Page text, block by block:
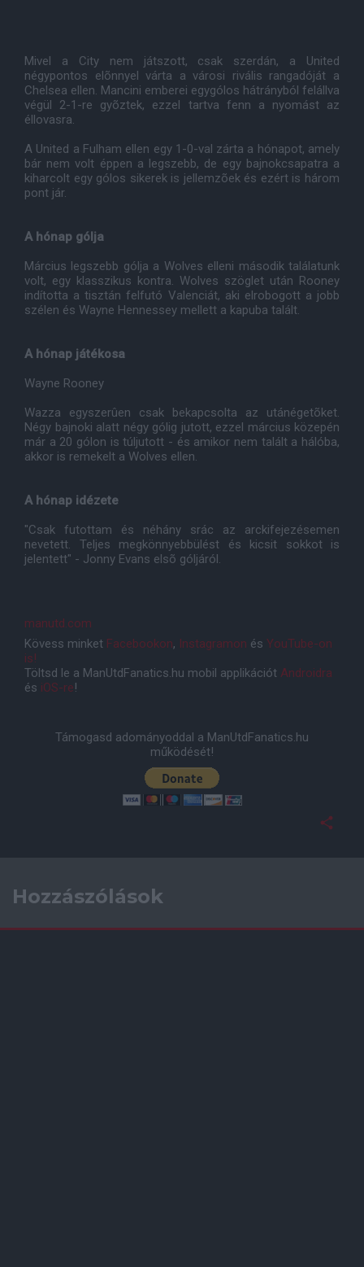
Mivel a City nem játszott, csak szerdán, a United
négypontos elõnnyel várta a városi rivális rangadóját a
Chelsea ellen. Mancini emberei egygólos hátrányból felállva
végül 2-1-re gyõztek, ezzel tartva fenn a nyomást az
éllovasra.
A United a Fulham ellen egy 1-0-val zárta a hónapot, amely
bár nem volt éppen a legszebb, de egy bajnokcsapatra a
kiharcolt egy gólos sikerek is jellemzõek és ezért is három
pont jár.
A hónap gólja
Március legszebb gólja a Wolves elleni második találatunk
volt, egy klasszikus kontra. Wolves szöglet után Rooney
indította a tisztán felfutó Valenciát, aki elrobogott a jobb
szélen és Wayne Hennessey mellett a kapuba talált.
A hónap játékosa
Wayne Rooney
Wazza egyszerûen csak bekapcsolta az utánégetõket.
Négy bajnoki alatt négy gólig jutott, ezzel március közepén
már a 20 gólon is túljutott - és amikor nem talált a hálóba,
akkor is remekelt a Wolves ellen.
A hónap idézete
"Csak futottam és néhány srác az arckifejezésemen
nevetett. Teljes megkönnyebbülést és kicsit sokkot is
jelentett" - Jonny Evans elsõ góljáról.
manutd.com
Kövess minket Facebookon, Instagramon és YouTube-on
is!
Töltsd le a ManUtdFanatics.hu mobil applikációt Androidra
és iOS-re!
Támogasd adományoddal a ManUtdFanatics.hu
működését!
Hozzászólások